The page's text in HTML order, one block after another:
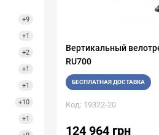
+9
+1
+2
+1
+1
+10
+1
Вертикальный
RU700
БЕСПЛАТНАЯ ДОСТАВКА
Код: 19322-20
124 964 грн